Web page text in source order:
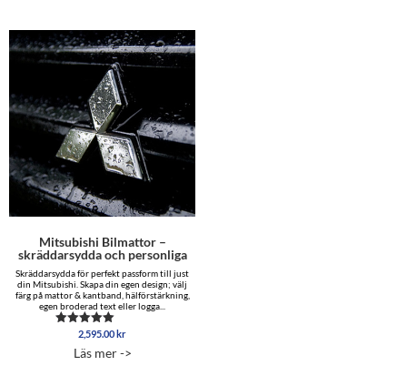
Mitsubishi Bilmattor –
skräddarsydda och personliga
Skräddarsydda för perfekt passform till just
din Mitsubishi. Skapa din egen design; välj
färg på mattor & kantband, hälförstärkning,
egen broderad text eller logga...
Betygsatt
av 5
2,595.00kr
Läs mer ->